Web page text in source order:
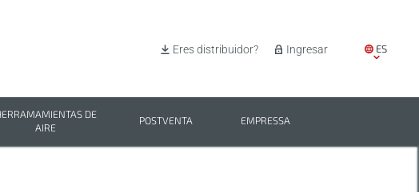
ES
Ingresar
Eres distribuidor?
DE
AIRE
POSTVENTA EMPRESSA